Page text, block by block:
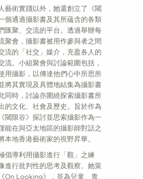
藝術實踐以外，她還創立了《閾
個通過攝影書及其所蘊含的各類
匯聚、交流的平台。透過舉辦每
聚會，攝影書被用作參與者之間
流的「社交」媒介，充盈各人的
流。小組聚會與討論範圍包括，
用攝影，以傳達他們心中所思所
將其實現及具體地結集為攝影書
同時，討論亦圍繞探索攝影書所
的文化、社會及歷史。旨於作為
閾限谷》探討並思索攝影作為一
能在與亞太地區的攝影師對話之
本地香港藝術家的視野昇華。
倡導利用攝影進行「觀」之練
進行批判性的思考及觀察。她策
On Looking》，並為兒童、青